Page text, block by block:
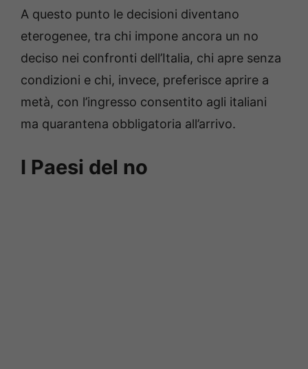
A questo punto le decisioni diventano
eterogenee, tra chi impone ancora un no
deciso nei confronti dell’Italia, chi apre senza
condizioni e chi, invece, preferisce aprire a
metà, con l’ingresso consentito agli italiani
ma quarantena obbligatoria all’arrivo.
I Paesi del no